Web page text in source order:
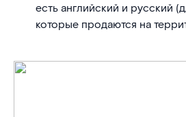
есть английский и русский
которые продаются на